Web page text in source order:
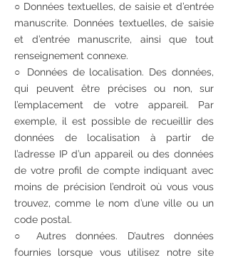
○ Données textuelles, de saisie et d’entrée
manuscrite. Données textuelles, de saisie
et d’entrée manuscrite, ainsi que tout
renseignement connexe.
○ Données de localisation. Des données,
qui peuvent être précises ou non, sur
l’emplacement de votre appareil. Par
exemple, il est possible de recueillir des
données de localisation à partir de
l’adresse IP d’un appareil ou des données
de votre profil de compte indiquant avec
moins de précision l’endroit où vous vous
trouvez, comme le nom d’une ville ou un
code postal.
○ Autres données. D’autres données
fournies lorsque vous utilisez notre site